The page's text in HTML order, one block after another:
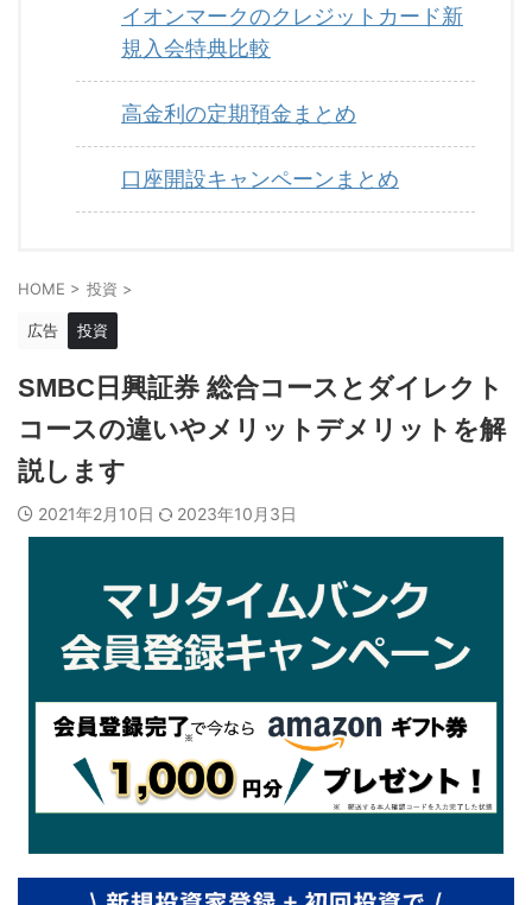
イオンマークのクレジットカード新
規入会特典比較
高金利の定期預金まとめ
口座開設キャンペーンまとめ
HOME > 投資 >
広告 投資
SMBC日興証券 総合コースとダイレクト
コースの違いやメリットデメリットを解
説します
2021年2月10日 2023年10月3日